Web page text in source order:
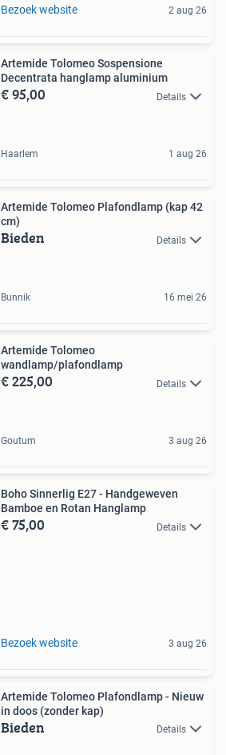
Bezoek website 2 aug 26
Artemide Tolomeo Sospensione
Decentrata hanglamp aluminium
€ 95,00 Details
Haarlem 1 aug 26
Artemide Tolomeo Plafondlamp (kap 42
cm)
Bieden Details
Bunnik 16 mei 26
Artemide Tolomeo
wandlamp/plafondlamp
€ 225,00 Details
Goutum 3 aug 26
Boho Sinnerlig E27 - Handgeweven
Bamboe en Rotan Hanglamp
€ 75,00 Details
Bezoek website 3 aug 26
Artemide Tolomeo Plafondlamp - Nieuw
in doos (zonder kap)
Bieden Details